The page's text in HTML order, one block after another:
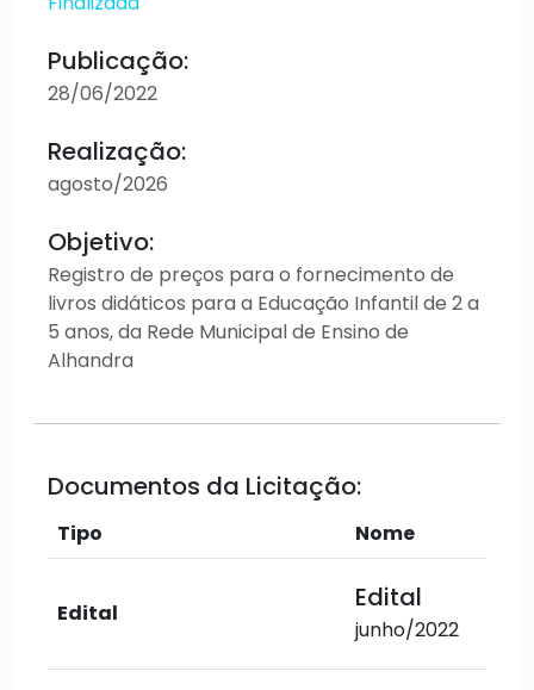
Publicação:
28/06/2022
Realização:
agosto/2026
Objetivo:
Registro de preços para o fornecimento de
livros didáticos para a Educação Infantil de 2 a
5 anos, da Rede Municipal de Ensino de
Alhandra
Documentos da Licitação:
Tipo Nome
Edital Edital
junho/2022